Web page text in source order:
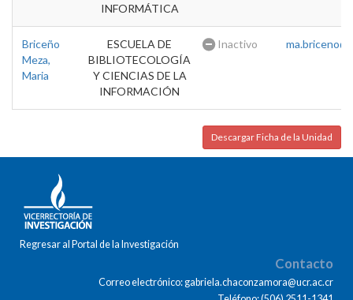
INFORMÁTICA
Briceño
Meza,
Maria
ESCUELA DE
BIBLIOTECOLOGÍA
Y CIENCIAS DE LA
INFORMACIÓN
Inactivo
Descargar Ficha de la Unidad
Regresar al Portal de la Investigación
Contacto
Correo electrónico: gabriela.chaconzamora@ucr.ac.cr